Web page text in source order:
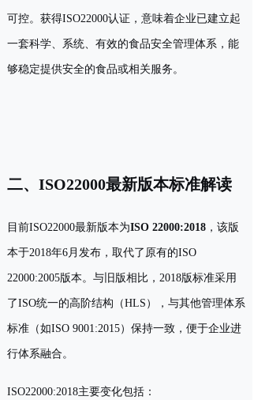
可控。获得ISO22000认证，意味着企业已建立起
一套科学、系统、有效的食品安全管理体系，能
够稳定提供安全的食品或相关服务。
二、ISO22000最新版本标准解读
目前ISO22000最新版本为ISO 22000:2018 ，该版
本于2018年6月发布，取代了原有的ISO
22000:2005版本。与旧版相比，2018版标准采用
了ISO统一的高阶结构（HLS），与其他管理体系
标准（如ISO 9001:2015）保持一致，便于企业进
行体系融合。
ISO22000:2018主要变化包括：